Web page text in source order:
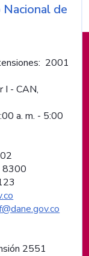
de
2001
I - CAN,
a. m. - 5:00
8300
2551